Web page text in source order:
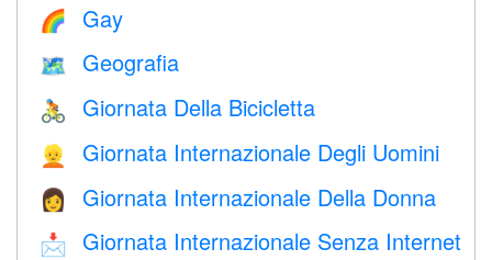
🌈 Gay
🗺 Geografia
🚴 Giornata Della Bicicletta
👱 Giornata Internazionale Degli Uomini
👩 Giornata Internazionale Della Donna
📩 Giornata Internazionale Senza Internet